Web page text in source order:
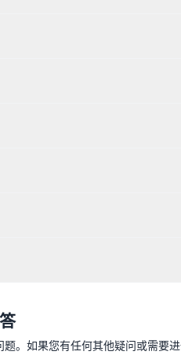
题。如果您有任何其他疑问或需要